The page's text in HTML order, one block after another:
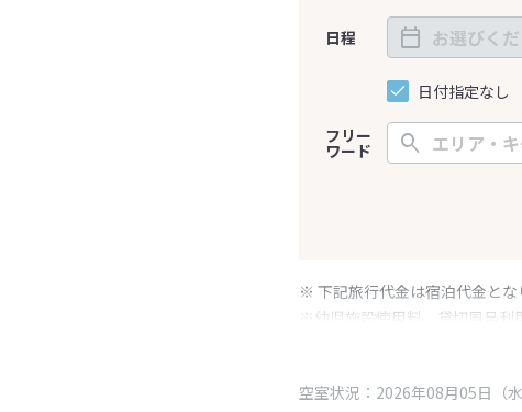
日程
日付指定なし
フリー
ワード
※ 下記旅行代金は宿泊代金とな
※幼児施設使用料、貸切風呂
空室状況：2026年08月05日（